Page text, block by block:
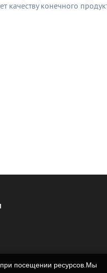
качеству конечного
посещении ресурсов.Мы